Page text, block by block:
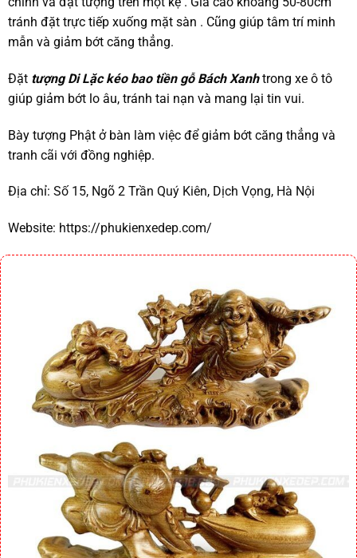
tránh đặt trực tiếp xuống mặt sàn . Cũng giúp tâm trí minh
mẫn và giảm bớt căng thẳng.
Đặt tượng Di Lặc kéo bao tiền gỗ Bách Xanhtrong xe ô tô
giúp giảm bớt lo âu, tránh tai nạn và mang lại tin vui.
Bày tượng Phật ở bàn làm việc để giảm bớt căng thẳng và
tranh cãi với đồng nghiệp.
Địa chỉ: Số 15, Ngõ 2 Trần Quý Kiên, Dịch Vọng, Hà Nội
Website: https://phukienxedep.com/